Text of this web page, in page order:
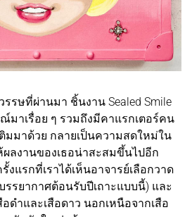
รรษที่ผ่านมา ชิ้นงาน Sealed Smile
าเรื่อย ๆ รวมถึงมีคาแรกเตอร์คน
มมาด้วย กลายเป็นความสดใหม่ใน
ลงานของเธอน่าสะสมขึ้นไปอีก
งแรกที่เราได้เห็นอาจารย์เลือกวาด
รรยากาศต้อนรับปีเถาะแบบนี้) และ
อดำและเสือดาว นอกเหนือจากเสือ